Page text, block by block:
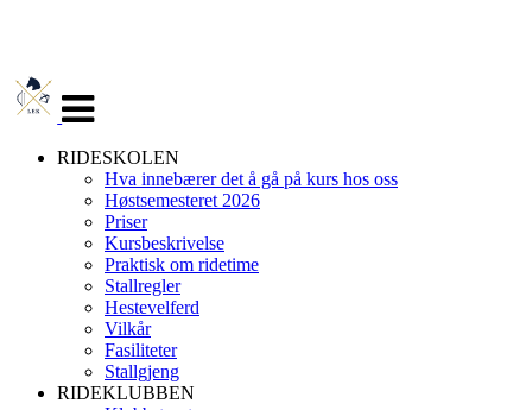
navigasjon
RIDESKOLEN
Hva innebærer det å gå på kurs hos oss
Høstsemesteret 2026
Priser
Kursbeskrivelse
Praktisk om ridetime
Stallregler
Hestevelferd
Vilkår
Fasiliteter
Stallgjeng
RIDEKLUBBEN